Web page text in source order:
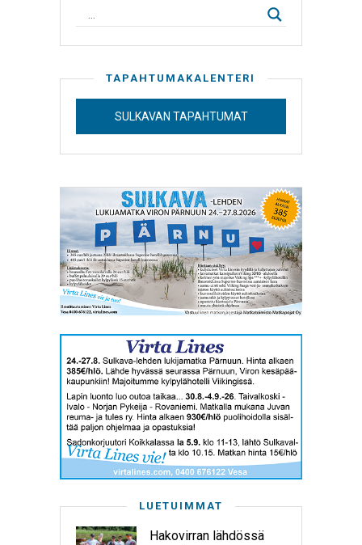
TAPAHTUMAKALENTERI
SULKAVAN TAPAHTUMAT
LUETUIMMAT
Hakovirran lähdössä